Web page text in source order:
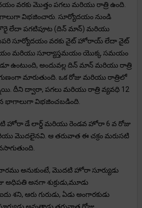
వరకు మొత్తం పగలు మరియు రాత్రి ఉంది.
విభజించారు. సూర్యోదయం నుండి
లేదా పగటిపూట (దిన్ మాన్) మరియు
సూర్యోదయం వరకు నైట్ హోరాయ్ లేదా నైట్
మరియు సూర్యాస్తమయం యొక్క సమయం
ఉంటుంది, అందువల్ల దిన్ మాన్ మరియు రాత్రి
మారుతుంది. ఒక రోజు మరియు రాత్రిలో
దీని ద్వారా, పగలు మరియు రాత్రి వ్యవధి 12
విభజించబడింది.
హోరా డే లార్డ్ మరియు రెండవ హోరా 6 వ రోజు
మొదలైనవి. ఆ తరువాత ఈ చక్రం మరుసటి
అనుకుంటే, మొదటి హోరా సూర్యుడు
అనగా శుక్రుడు,మూడు
శని, ఆరు గురుడు, ఏడు అంగారకుడు